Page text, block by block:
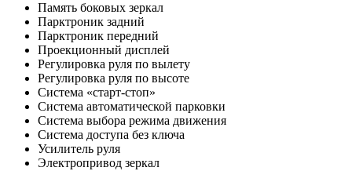
Память боковых зеркал
Парктроник задний
Парктроник передний
Проекционный дисплей
Регулировка руля по вылету
Регулировка руля по высоте
Система «старт-стоп»
Система автоматической парковки
Система выбора режима движения
Система доступа без ключа
Усилитель руля
Электропривод зеркал